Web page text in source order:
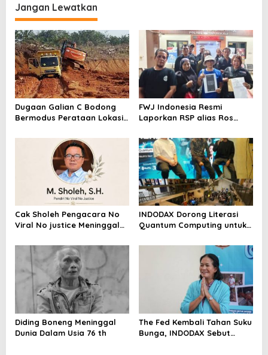
Jangan Lewatkan
Dugaan Galian C Bodong
Bermodus Perataan Lokasi
Riau Akan Tinjauan Lokasi
FWJ Indonesia Resmi
Laporkan RSP alias Ros
Cak Sholeh Pengacara No
Viral No justice Meninggal
INDODAX Dorong Literasi
Quantum Computing untuk
Blockchain
Diding Boneng Meninggal
Dunia Dalam Usia 76 th
The Fed Kembali Tahan Suku
Bunga, INDODAX Sebut